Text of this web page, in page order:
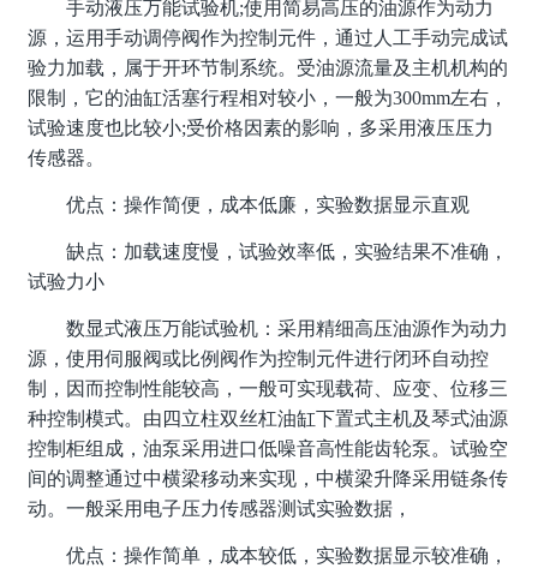
手动液压万能试验机;使用简易高压的油源作为动力
源，运用手动调停阀作为控制元件，通过人工手动完成试
验力加载，属于开环节制系统。受油源流量及主机机构的
限制，它的油缸活塞行程相对较小，一般为300mm左右，
试验速度也比较小;受价格因素的影响，多采用液压压力
传感器。
优点：操作简便，成本低廉，实验数据显示直观
缺点：加载速度慢，试验效率低，实验结果不准确，
试验力小
数显式液压万能试验机：采用精细高压油源作为动力
源，使用伺服阀或比例阀作为控制元件进行闭环自动控
制，因而控制性能较高，一般可实现载荷、应变、位移三
种控制模式。由四立柱双丝杠油缸下置式主机及琴式油源
控制柜组成，油泵采用进口低噪音高性能齿轮泵。试验空
间的调整通过中横梁移动来实现，中横梁升降采用链条传
动。一般采用电子压力传感器测试实验数据，
优点：操作简单，成本较低，实验数据显示较准确，